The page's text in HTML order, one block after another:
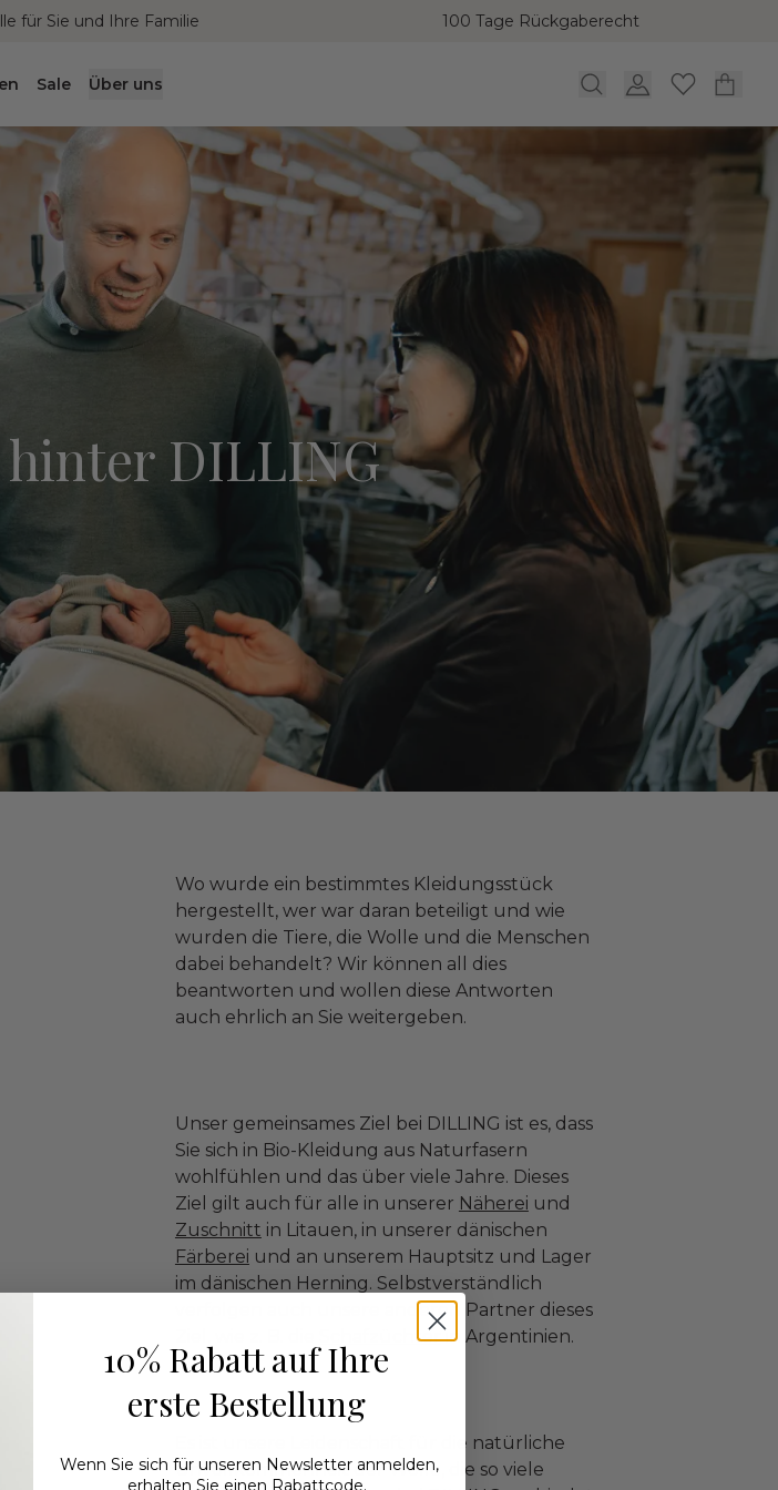
für Sie und Ihre Familie 100 Tage Rückgaberecht
Sale Über uns
DILLING
Wo wurde ein bestimmtes Kleidungsstück
hergestellt, wer war daran beteiligt und wie
wurden die Tiere, die Wolle und die Menschen
dabei behandelt? Wir können all dies
beantworten und wollen diese Antworten
auch ehrlich an Sie weitergeben.
Unser gemeinsames Ziel bei DILLING ist es, dass
Sie sich in Bio-Kleidung aus Naturfasern
wohlfühlen und das über viele Jahre. Dieses
Ziel gilt auch für alle in unserer Näherei und
Zuschnitt in Litauen, in unserer dänischen
Färberei und an unserem Hauptsitz und Lager
im dänischen Herning. Selbstverständlich
verfolgen auch unsere anderen Partner dieses
Schafzüchterin Argentinien.
Es ist unsere Leidenschaft für die natürliche
Unvollkommenheit der Wolle, die so viele
10% Rabatt auf Ihre
erste Bestellung
Wenn Sie sich für unseren Newsletter anmelden,
erhalten Sie einen Rabattcode.